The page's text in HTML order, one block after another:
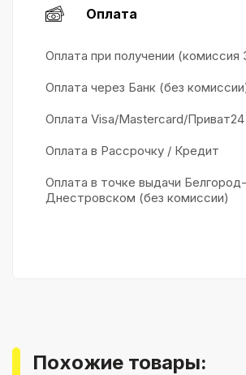
Оплата
Оплата при получении (комиссия
Оплата через Банк (без
Оплата Visa/Mastercard/
Оплата в Рассрочку / Кредит
Оплата в точке выдачи Белгород-
Днестровском (без комиссии)
Похожие товары: